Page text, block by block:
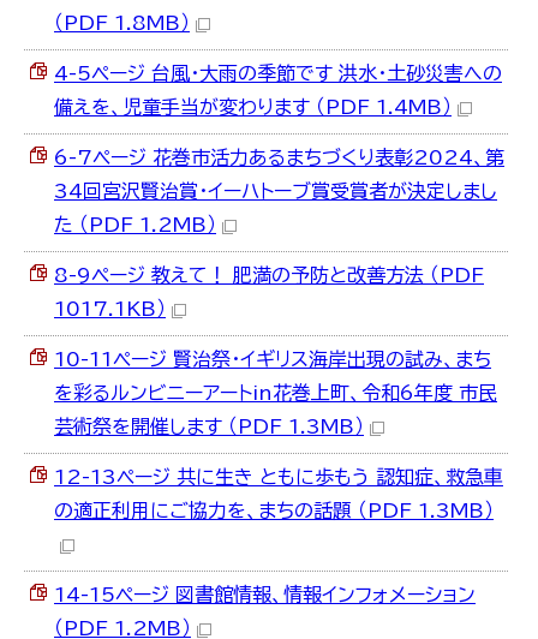
（PDF 1.8MB）
4-5ページ 台風・大雨の季節です 洪水・土砂災害への
備えを、児童手当が変わります （PDF 1.4MB）
6-7ページ 花巻市活力あるまちづくり表彰2024、第
34回宮沢賢治賞・イーハトーブ賞受賞者が決定しまし
た （PDF 1.2MB）
8-9ページ 教えて！ 肥満の予防と改善方法 （PDF
1017.1KB）
10-11ページ 賢治祭・イギリス海岸出現の試み、まち
を彩るルンビニーアートin花巻上町、令和6年度 市民
芸術祭を開催します （PDF 1.3MB）
12-13ページ 共に生き ともに歩もう 認知症、救急車
の適正利用にご協力を、まちの話題 （PDF 1.3MB）
14-15ページ 図書館情報、情報インフォメーション
（PDF 1.2MB）